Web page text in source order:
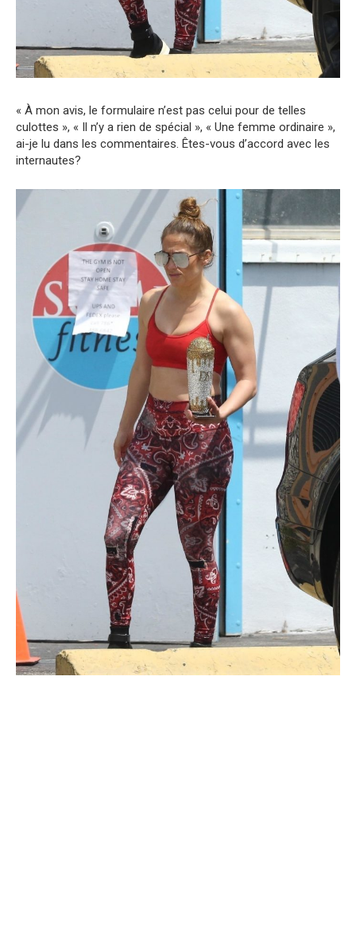
« À mon avis, le formulaire n’est pas celui pour de telles
culottes », « Il n’y a rien de spécial », « Une femme ordinaire »,
ai-je lu dans les commentaires. Êtes-vous d’accord avec les
internautes?